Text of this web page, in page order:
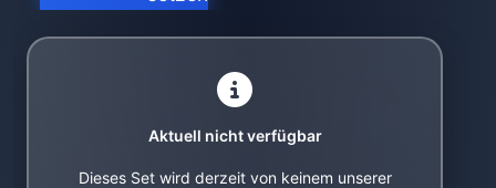
Aktuell nicht verfügbar
Dieses Set wird derzeit von keinem unserer